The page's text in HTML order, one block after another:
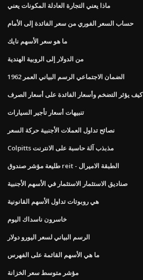
ماذا يعني التجارة العادلة المكونات يعني
حساب السعر الفوري من سعر الفائدة إلى الأمام
ما هو سعر الأسهم نايك
من الدولار إلى الروبية الهندية
الضمان الاجتماعي الرسم البياني العمر 1962
كيف يؤثر التضخم وأسعار الفائدة على أسعار الصرف
تنبيهات أسعار تأجير السيارات
نصائح تداول العملات الأجنبية حركة السعر
Colpitts مذبذب آلة حاسبة على الانترنت
طليعة مؤشر صندوق reit - الطبقة الاميرال
صناديق الاستثمار الاستثمار في الأسهم الأجنبية
هي روبوتات تداول الأسهم القانونية
خاسرون ناسداك اليوم
الرسم البياني لسعر اليورو دولار
ما هي الأسهم القائمة على الفهرس
مؤشر متوسط ​​سعر الخزانة